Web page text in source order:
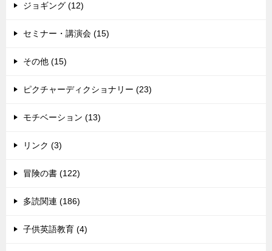
ジョギング (12)
セミナー・講演会 (15)
その他 (15)
ピクチャーディクショナリー (23)
モチベーション (13)
リンク (3)
冒険の書 (122)
多読関連 (186)
子供英語教育 (4)